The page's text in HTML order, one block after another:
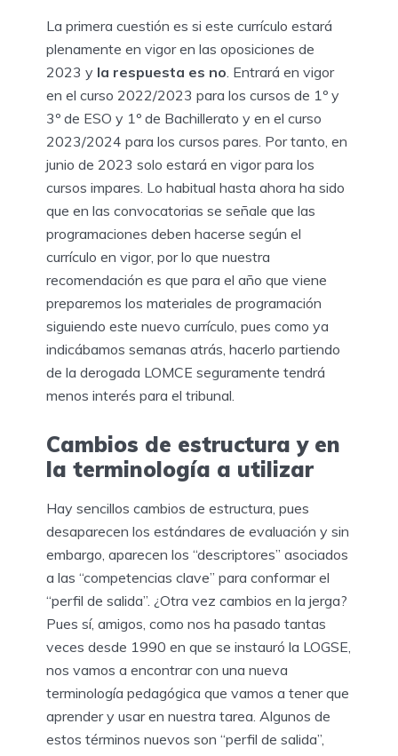
La primera cuestión es si este currículo estará
plenamente en vigor en las oposiciones de
2023 y la respuesta es no . Entrará en vigor
en el curso 2022/2023 para los cursos de 1º y
3º de ESO y 1º de Bachillerato y en el curso
2023/2024 para los cursos pares. Por tanto, en
junio de 2023 solo estará en vigor para los
cursos impares. Lo habitual hasta ahora ha sido
que en las convocatorias se señale que las
programaciones deben hacerse según el
currículo en vigor, por lo que nuestra
recomendación es que para el año que viene
preparemos los materiales de programación
siguiendo este nuevo currículo, pues como ya
indicábamos semanas atrás, hacerlo partiendo
de la derogada LOMCE seguramente tendrá
menos interés para el tribunal.
Cambios de estructura y en
la terminología a utilizar
Hay sencillos cambios de estructura, pues
desaparecen los estándares de evaluación y sin
embargo, aparecen los “descriptores” asociados
a las “competencias clave” para conformar el
“perfil de salida”. ¿Otra vez cambios en la jerga?
Pues sí, amigos, como nos ha pasado tantas
veces desde 1990 en que se instauró la LOGSE,
nos vamos a encontrar con una nueva
terminología pedagógica que vamos a tener que
aprender y usar en nuestra tarea. Algunos de
estos términos nuevos son “perfil de salida”,